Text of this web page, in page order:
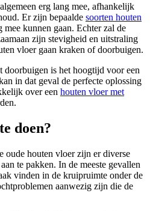
erg lang mee, afhankelijk
Er zijn bepaalde soorten houten
kunnen gaan. Echter zal de
zijn stevigheid en uitstraling
vloer gaan kraken of doorbuigen.
doorbuigen is het hoogtijd voor een
in dat geval de perfecte oplossing
over een houten vloer met
doen?
oude houten vloer zijn er diverse
te pakken. In de meeste gevallen
vinden in de kruipruimte onder de
aanwezig zijn die de